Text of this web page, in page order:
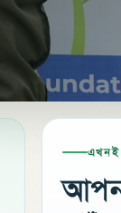
এখনই